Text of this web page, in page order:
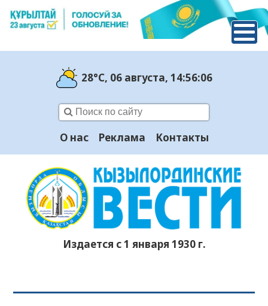
28°C, 06 августа, 14:56:07
О нас Реклама Контакты
Издается с 1 января 1930 г.